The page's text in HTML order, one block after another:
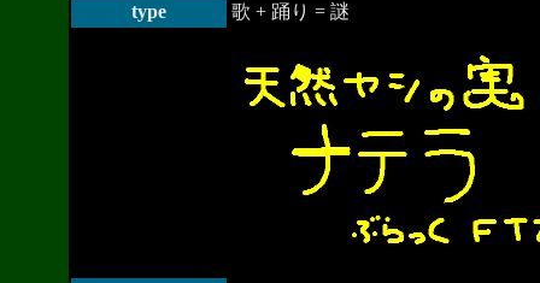
type
歌 + 踊り = 謎